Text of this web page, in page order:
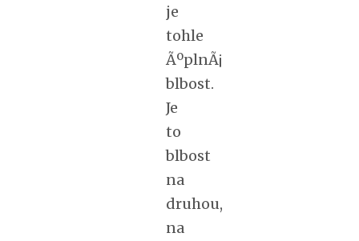
je
tohle
ÃºplnÃ¡
blbost.
Je
to
blbost
na
druhou,
na